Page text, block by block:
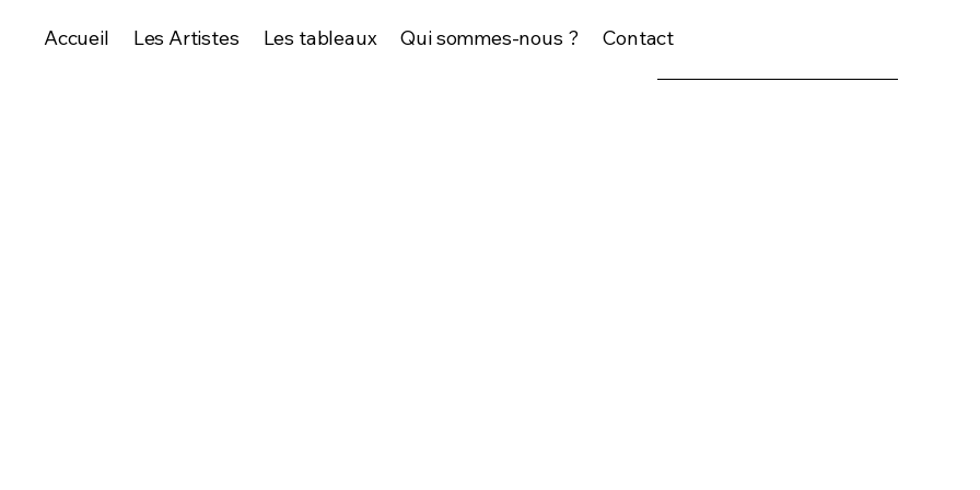
Accueil Les Artistes Les tableaux Qui sommes-nous ? Contact